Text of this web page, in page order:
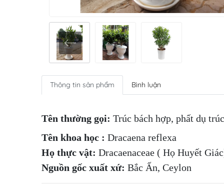
Thông tin sản phẩm Bình luận
Tên thường gọi: Trúc bách hợp, phất dụ trúc
Tên khoa học : Dracaena reflexa
Họ thực vật: Dracaenaceae ( Họ Huyết
Nguồn gốc xuất xứ: Bắc Ấn, Ceylon